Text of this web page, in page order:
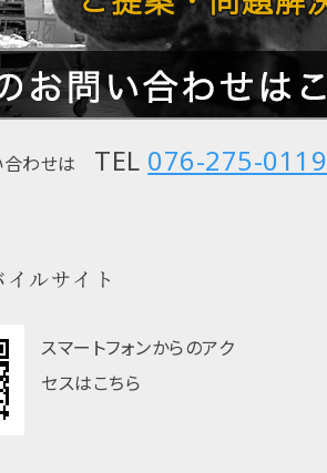
合わせは TEL 076-275-0119
イルサイト
スマートフォンからのアク
セスはこちら